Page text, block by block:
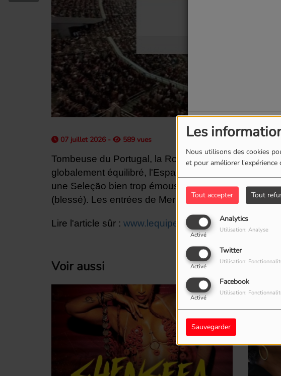
Les
Nous utilisons des cookies
et pour améliorer
Tout accepter Tout
Analytics
Activé
Utilisation: Analyse
Twitter
Activé
Utilisation:
Facebook
Activé
Utilisation:
Sauvegarder
07 juillet 2026 - 589 vues
Tombeuse du Portugal, la Roja continue sa route au
globalement équilibré, l'Espagne a toutefois mieux
une Seleção bien trop émoussée (2/10 tirs cadrés),
(blessé). Les entrées de Merino et Torres ont pesé.
Lire l'article sûr : www.lequipe.fr
Voir aussi